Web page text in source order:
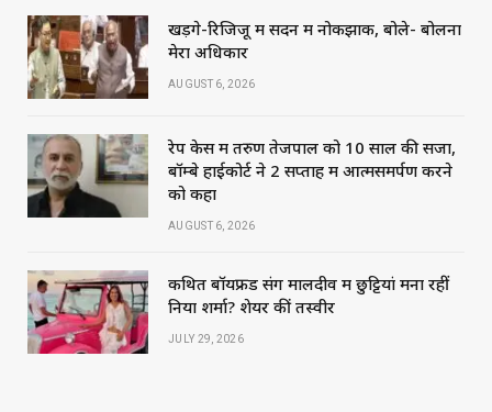
खड़गे-रिजिजू में सदन में नोकझोंक, बोले- बोलना
मेरा अधिकार
AUGUST 6, 2026
रेप केस में तरुण तेजपाल को 10 साल की सजा,
बॉम्बे हाईकोर्ट ने 2 सप्ताह में आत्मसमर्पण करने
को कहा
AUGUST 6, 2026
कथित बॉयफ्रेंड संग मालदीव में छुट्टियां मना रहीं
निया शर्मा? शेयर कीं तस्वीरें
JULY 29, 2026